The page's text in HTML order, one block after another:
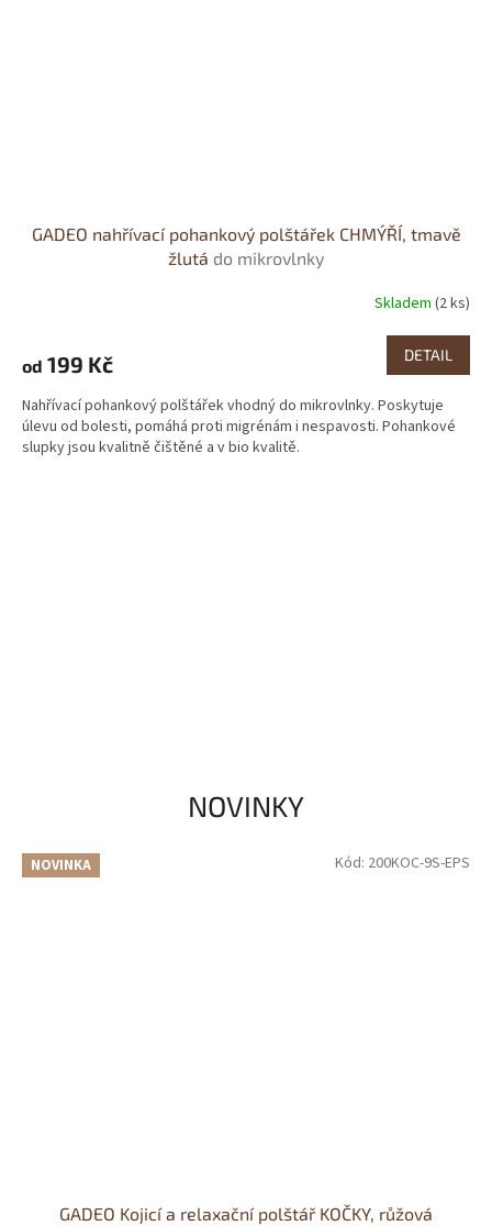
GADEO nahřívací pohankový polštářek CHMÝŘÍ, tmavě
žlutá do mikrovlnky
Skladem (2 ks)
od 199 Kč DETAIL
Nahřívací pohankový polštářek vhodný do mikrovlnky. Poskytuje
úlevu od bolesti, pomáhá proti migrénám i nespavosti. Pohankové
slupky jsou kvalitně čištěné a v bio kvalitě.
NOVINKY
NOVINKA
GADEO Kojicí a relaxační polštář KOČKY, růžová
Kód: 200KOC-9S-EPS